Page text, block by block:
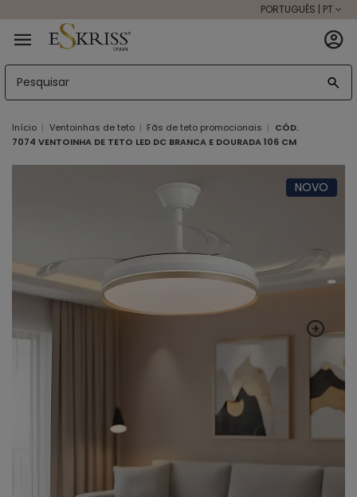
PORTUGUÊS | PT
Início Ventoinhas de teto Fãs de teto promocionais
CÓD.
7074 VENTOINHA DE TETO LED DC BRANCA E DOURADA 106 CM
NOVO